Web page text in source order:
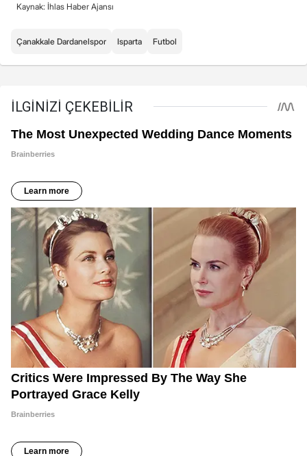
Kaynak: İhlas Haber Ajansı
Çanakkale Dardanelspor Isparta Futbol